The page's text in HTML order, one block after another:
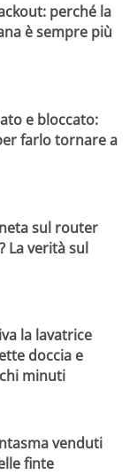
perché la
è sempre più
e bloccato:
farlo tornare a
sul router
La verità sul
la lavatrice
doccia e
minuti
venduti
finte